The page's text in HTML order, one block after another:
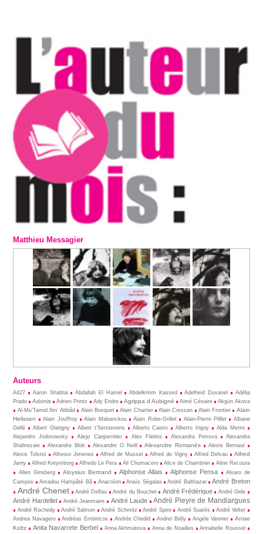
Matthieu Messagier
Auteurs
A427 Aaron Shabtai Abdallah El Hamel Abdelkrinm Kassed Adelheid Duvanel
Adélia
Prado
Adonis Adrien Printz Ady Endre Agrippa d Aubigné Aimé Césaire
Akgün Akova
Al-Mu’Tamid Ibn’ Abbâd
Alain Bosquet Alain Chartier Alain Cressan Alain Frontier
Alain
Helissen
Alain Jouffroy Alain Mabanckou Alain Robe-Grillet Alain-Pierre Pilllet
Albane
Gellé
Albert Glatigny Albert t’Serstevens Alberto Caeiro Alberto Irigoy
Alda Merini
Alejandro Jodorowsky
Alejo Carpentier Alex Fleites Alexandra Petrova
Alexandra
Shahrezaie
Alexandre Blok Alexandre O Neill Alexandre Romanès
Alexis Bernaut
Alexis Tolstoï
Alfonso Jimenez Alfred de Musset Alfred de Vigny Alfred Delvau
Alfred
Jarry
Alfred Kreymborg Alfredo Le Pera Ali Chumacero Alice de Chambrier
Aline Recoura
Allen Ginsberg
Aloysius Bertrand Alphonse Allais Alphonse Pensa
Alvaro de
Campos
Amadou Hampâté Bâ Anacréon Anaïs Ségalas André Balthazar André Breton
André Chenet André Delfau André du Bouchet André Frédérique André Gide
André Hardellet André Jeanmaire André Laude André Pieyre de Mandiargues
André Rochedy André Salmon André Schmitz André Spire André Suarès
André Velter
Andrea Navagero
Andréas Embiricos Andrée Chedid Andreï Biély Angèle Vannier
Anise
Koltz
Anita Navarrete Berbel Anna Akhmatova Anna de Noailles
Annabelle Roussel